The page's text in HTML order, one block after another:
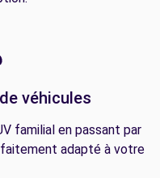
véhicules
familial en passant par
adapté à votre